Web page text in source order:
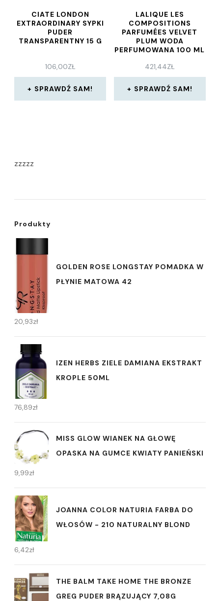
CIATE LONDON
EXTRAORDINARY SYPKI
PUDER
TRANSPARENTNY 15 G
106,00ZŁ
SPRAWDŹ SAM!
LALIQUE LES
COMPOSITIONS
PARFUMÉES VELVET
PLUM WODA
PERFUMOWANA 100 ML
421,44ZŁ
SPRAWDŹ SAM!
zzzzz
Produkty
GOLDEN ROSE LONGSTAY POMADKA W
PŁYNIE MATOWA 42
20,93zł
IZEN HERBS ZIELE DAMIANA EKSTRAKT
KROPLE 50ML
76,89zł
MISS GLOW WIANEK NA GŁOWĘ
OPASKA NA GUMCE KWIATY PANIEŃSKI
9,99zł
JOANNA COLOR NATURIA FARBA DO
WŁOSÓW - 210 NATURALNY BLOND
6,42zł
THE BALM TAKE HOME THE BRONZE
GREG PUDER BRĄZUJĄCY 7,08G